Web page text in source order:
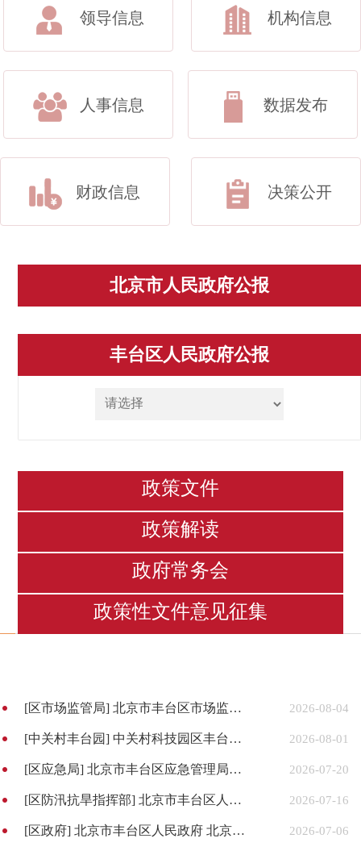
领导信息 机构信息
人事信息 数据发布
财政信息 决策公开
北京市人民政府公报
丰台区人民政府公报
政策文件
政策解读
政府常务会
政策性文件意见征集
2026-08-04
[区市场监管局] 北京市丰台区市场监督管理局关于印发《丰台区促进数字广告业高质量发展若干措施》的通知
2026-08-01
[中关村丰台园] 中关村科技园区丰台园管理委员会 关于印发《丰台区建设中试平台集聚区行动方案》的通知
2026-07-20
[区应急局] 北京市丰台区应急管理局等七部门关于印发《丰台区户外登山涉险救援及追偿工作管理办法（试行）》的通知
2026-07-16
[区防汛抗旱指挥部] 北京市丰台区人民政府防汛抗旱指挥部关于印发《〈北京市永定河保护条例〉第二十七条防汛避险人员转移配套实施细则》的通知
2026-07-06
[区政府] 北京市丰台区人民政府 北京市发展和改革委员会 北京市文化和旅游局关于印发《丰台区关于全面推进旅游业高质量发展三年行动计划（2026-2028年）》的通知